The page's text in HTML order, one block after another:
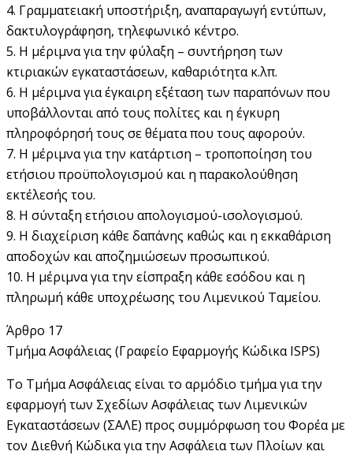
4. Γραμματειακή υποστήριξη, αναπαραγωγή εντύπων,
δακτυλογράφηση, τηλεφωνικό κέντρο.
5. Η μέριμνα για την φύλαξη – συντήρηση των
κτιριακών εγκαταστάσεων, καθαριότητα κ.λπ.
6. Η μέριμνα για έγκαιρη εξέταση των παραπόνων που
υποβάλλονται από τους πολίτες και η έγκυρη
πληροφόρησή τους σε θέματα που τους αφορούν.
7. Η μέριμνα για την κατάρτιση – τροποποίηση του
ετήσιου προϋπολογισμού και η παρακολούθηση
εκτέλεσής του.
8. Η σύνταξη ετήσιου απολογισμού-ισολογισμού.
9. Η διαχείριση κάθε δαπάνης καθώς και η εκκαθάριση
αποδοχών και αποζημιώσεων προσωπικού.
10. Η μέριμνα για την είσπραξη κάθε εσόδου και η
πληρωμή κάθε υποχρέωσης του Λιμενικού Ταμείου.
Άρθρο 17
Τμήμα Ασφάλειας (Γραφείο Εφαρμογής Κώδικα ISPS)
Το Τμήμα Ασφάλειας είναι το αρμόδιο τμήμα για την
εφαρμογή των Σχεδίων Ασφάλειας των Λιμενικών
Εγκαταστάσεων (ΣΑΛΕ) προς συμμόρφωση του Φορέα με
τον Διεθνή Κώδικα για την Ασφάλεια των Πλοίων και